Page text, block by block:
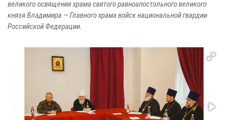
великого освящения храма святого равноапостольного великого
князя Владимира — Главного храма войск национальной гвардии
Российской Федерации.